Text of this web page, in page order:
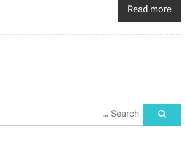
Read more